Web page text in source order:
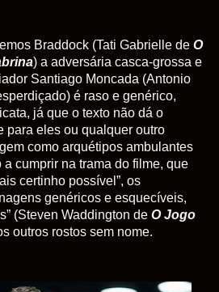
Braddock (Tati Gabrielle de O
) a adversária casca-grossa e
Santiago Moncada (Antonio
é raso e genérico,
já que o texto não dá o
para eles ou qualquer outro
como arquétipos ambulantes
cumprir na trama do filme, que
certinho possível”, os
genéricos e esquecíveis,
(Steven Waddington de O Jogo
outros rostos sem nome.